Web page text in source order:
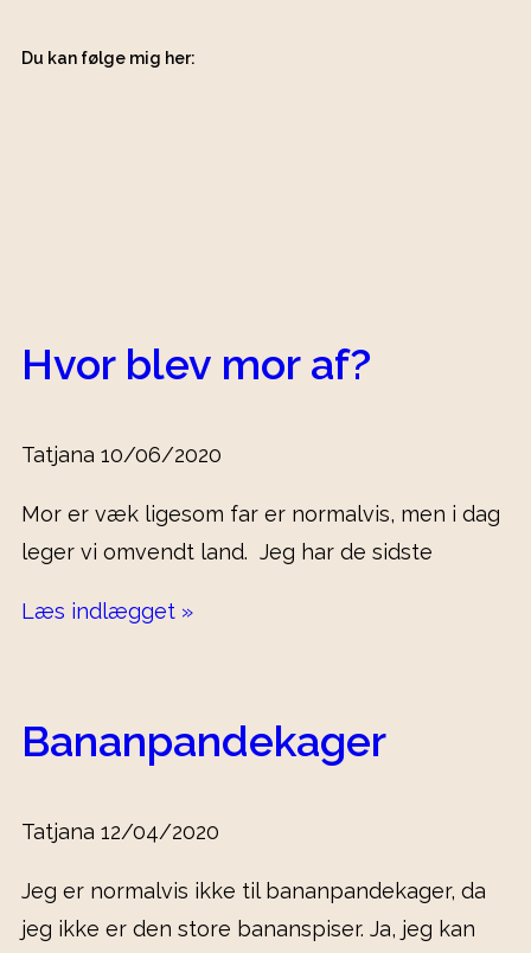
Du kan følge mig her:
Hvor blev mor af?
Tatjana 10/06/2020
Mor er væk ligesom far er normalvis, men i dag
leger vi omvendt land. Jeg har de sidste
Læs indlægget »
Bananpandekager
Tatjana 12/04/2020
Jeg er normalvis ikke til bananpandekager, da
jeg ikke er den store bananspiser. Ja, jeg kan